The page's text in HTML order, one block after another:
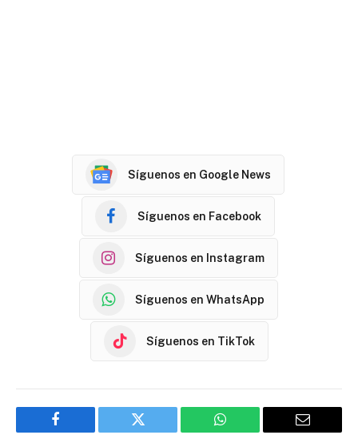
Síguenos en Google News
Síguenos en Facebook
Síguenos en Instagram
Síguenos en WhatsApp
Síguenos en TikTok
Facebook Twitter WhatsApp Email